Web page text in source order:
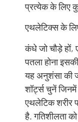
प्रत्येक के लिए
एथलेटिक्स के लिए
कंधे जो चौड़े
पतला होना
यह अनुशंसा की
शॉर्ट्स चुनें
एथलेटिक शरीर
है. गतिशीलता